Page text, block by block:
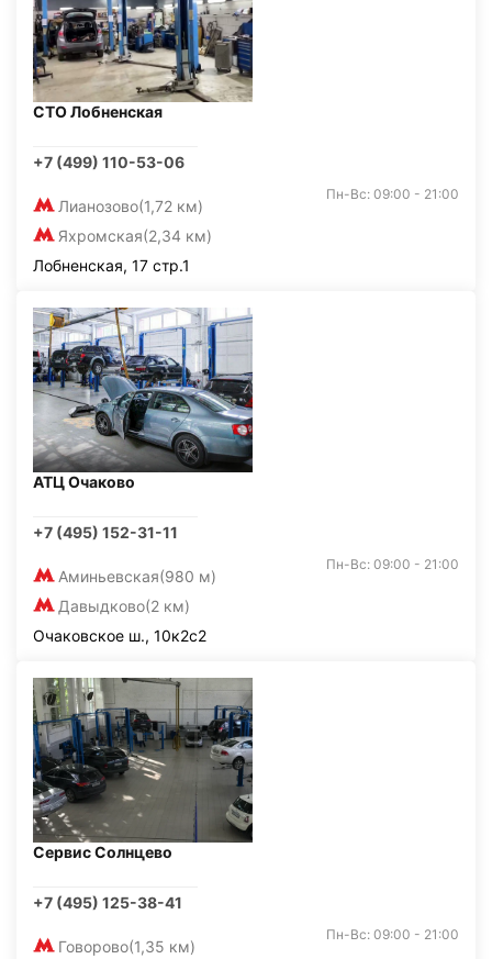
СТО Лобненская
+7 (499) 110-53-06
Лианозово(1,72 км)
Яхромская(2,34 км)
Пн-Вс: 09:00 - 21:00
Лобненская, 17 стр.1
АТЦ Очаково
+7 (495) 152-31-11
Аминьевская(980 м)
Давыдково(2 км)
Пн-Вс: 09:00 - 21:00
Очаковское ш., 10к2с2
Сервис Солнцево
+7 (495) 125-38-41
Говорово(1,35 км)
Пн-Вс: 09:00 - 21:00